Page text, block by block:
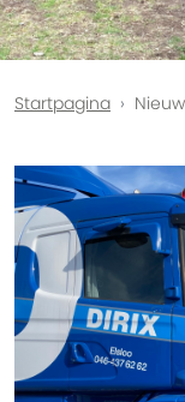
Startpagina